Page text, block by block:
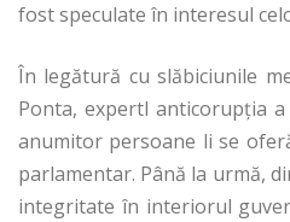
fost speculate în interesul
În legătură cu slăbiciunile
Ponta, expertl anticorupția
anumitor persoane li se
parlamentar. Până la urmă,
integritate în interiorul